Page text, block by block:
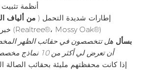
أنظمة
إطارات شديدة التحمل ( من ألياف
خبرة في طباعة التمويه (Realtree®، Mossy Oak®)
بسأل هل تتخصصون في حقائب الظهر
أن تعرض لي أكثر من 10 نماذج مخصصة للصيد قمتم بإنتاجها؟
إذا كانت محفظتهم مليئة بحقائب الصالة